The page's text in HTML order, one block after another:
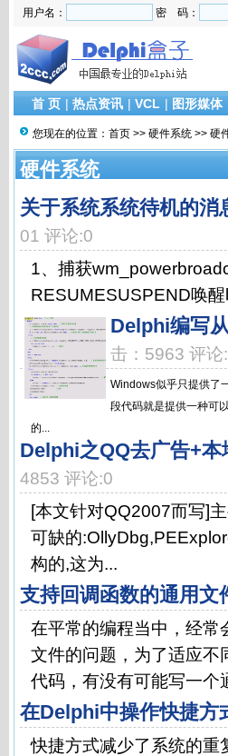
用户名： 密 码：
首 页 | 热点资讯 | VCL | 图形媒体
您现在的位置： 首页 >> 硬件系统 >> 硬
硬件系统
关于系统系统待机的消
01 评论:0
1、捕获
RESUMESUSPEND唤
Delphi编写
击：5963 评论
Windows似乎只提供了
段代码就是提供一种可
的...
Delphi之QQ去广告+
4853 评论:0
[本文针对QQ2007而写]
可缺的
构的,这为...
支持回调函数的通用文
在平常的编程当中，经常
文件的问题，为了适应不
代码，有没有可能写一个
在Delphi中操作快捷方
快捷方式减少了系统的重